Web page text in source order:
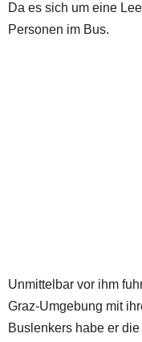
Da es sich um eine
Personen im Bus.
Unmittelbar vor ihm
Graz-Umgebung mit
Buslenkers habe er